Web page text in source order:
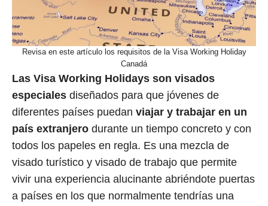
Revisa en este artículo los requisitos de la Visa Working Holiday
Canadá
Las Visa Working Holidays son visados
especiales diseñados para que jóvenes de
diferentes países puedan viajar y trabajar en un
país extranjero durante un tiempo concreto y con
todos los papeles en regla. Es una mezcla de
visado turístico y visado de trabajo que permite
vivir una experiencia alucinante abriéndote puertas
a países en los que normalmente tendrías una